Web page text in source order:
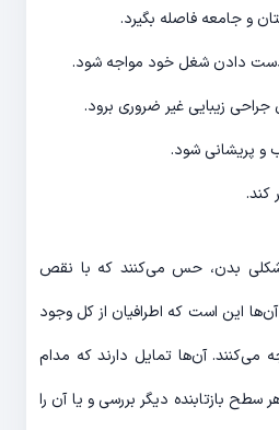
و جامعه فاصله بگیرد.
دست دادن شغل خود مواجه شود.
زیبایی غیر ضروری برود.
و پریشانی شود.
کند.
بدشکلی بدن، حس می‌کنند که با نقص
این است که اطرافیان از کل وجود
آن‌ها تمایل دارند که مدام
سطح بازتابنده دیگر بررسی و یا آن را